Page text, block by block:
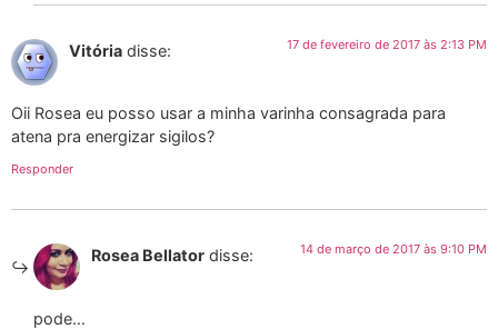
Vitória disse: 17 de fevereiro de 2017 às 2:13 PM
Oii Rosea eu posso usar a minha varinha consagrada para
atena pra energizar sigilos?
Responder
Rosea Bellator disse: 14 de março de 2017 às 9:10 PM
pode…